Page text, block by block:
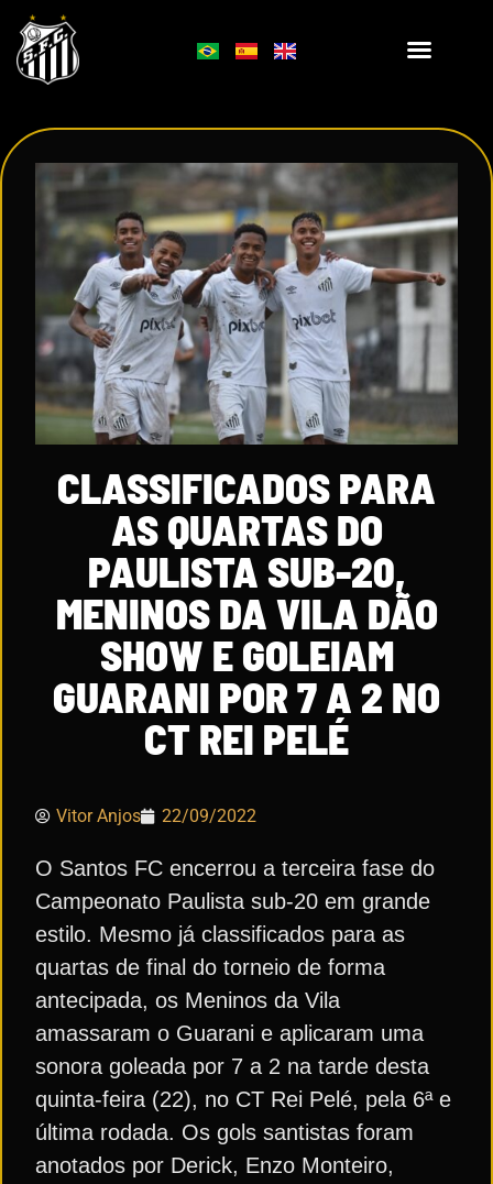
CLASSIFICADOS PARA
AS QUARTAS DO
PAULISTA SUB-20,
MENINOS DA VILA DÃO
SHOW E GOLEIAM
GUARANI POR 7 A 2 NO
CT REI PELÉ
Vitor Anjos 22/09/2022
O Santos FC encerrou a terceira fase do
Campeonato Paulista sub-20 em grande
estilo. Mesmo já classificados para as
quartas de final do torneio de forma
antecipada, os Meninos da Vila
amassaram o Guarani e aplicaram uma
sonora goleada por 7 a 2 na tarde desta
quinta-feira (22), no CT Rei Pelé, pela 6ª e
última rodada. Os gols santistas foram
anotados por Derick, Enzo Monteiro,